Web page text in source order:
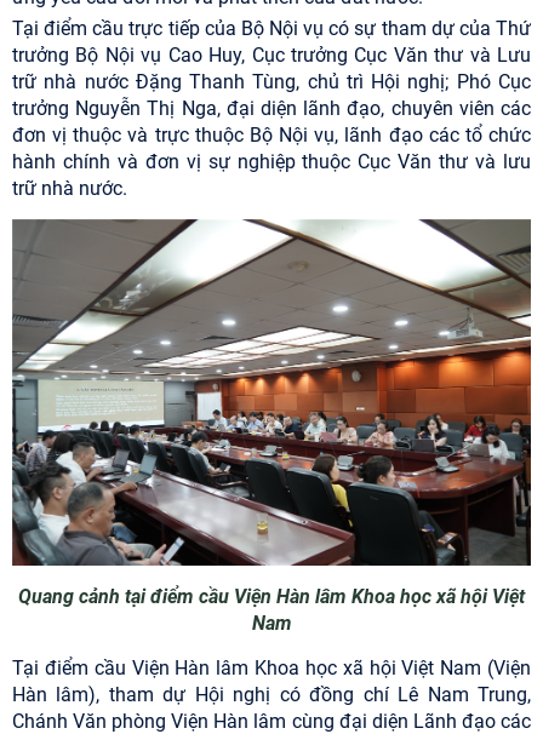
Tại điểm cầu trực tiếp của Bộ Nội vụ có sự tham dự của Thứ
trưởng Bộ Nội vụ Cao Huy, Cục trưởng Cục Văn thư và Lưu
trữ nhà nước Đặng Thanh Tùng, chủ trì Hội nghị; Phó Cục
trưởng Nguyễn Thị Nga, đại diện lãnh đạo, chuyên viên các
đơn vị thuộc và trực thuộc Bộ Nội vụ, lãnh đạo các tổ chức
hành chính và đơn vị sự nghiệp thuộc Cục Văn thư và lưu
trữ nhà nước.
Quang cảnh tại điểm cầu Viện Hàn lâm Khoa học xã hội Việt
Nam
Tại điểm cầu Viện Hàn lâm Khoa học xã hội Việt Nam (Viện
Hàn lâm), tham dự Hội nghị có đồng chí Lê Nam Trung,
Chánh Văn phòng Viện Hàn lâm cùng đại diện Lãnh đạo các